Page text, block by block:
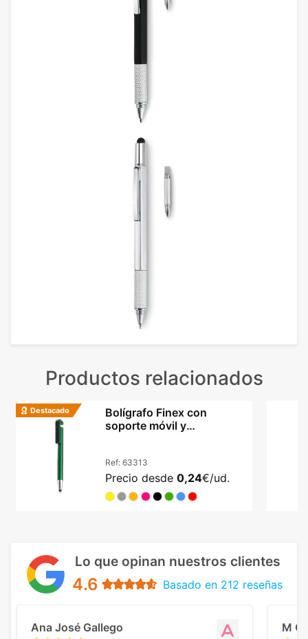
Productos relacionados
Destacado
Bolígrafo Finex con
soporte móvil y
Ref: 63313
Precio desde 0,24€/ud.
Lo que opinan nuestros clientes
4.6 Basado en 212 reseñas
Ana José Gallego M C